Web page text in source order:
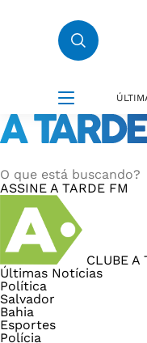
ASSINE A TARDE FM
CLUBE A
Últimas Notícias
Política
Salvador
Bahia
Esportes
Polícia